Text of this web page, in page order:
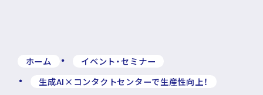
ホーム
イベント・セミナー
生成AI×コンタクトセンターで生産性向上！